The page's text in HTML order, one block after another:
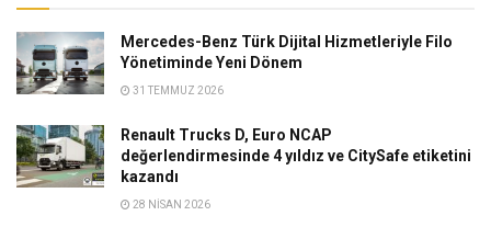
Mercedes-Benz Türk Dijital Hizmetleriyle Filo
Yönetiminde Yeni Dönem
31 TEMMUZ 2026
Renault Trucks D, Euro NCAP
değerlendirmesinde 4 yıldız ve CitySafe etiketini
kazandı
28 NISAN 2026